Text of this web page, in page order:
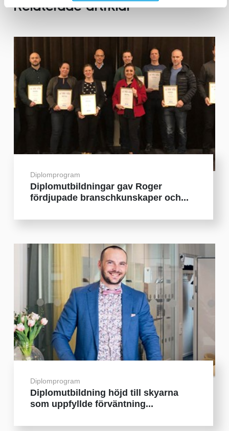
Relaterade artiklar
Diplomprogram
Diplomutbildningar gav Roger
fördjupade branschkunskaper och...
Diplomprogram
Diplomutbildning höjd till skyarna
som uppfyllde förväntning...